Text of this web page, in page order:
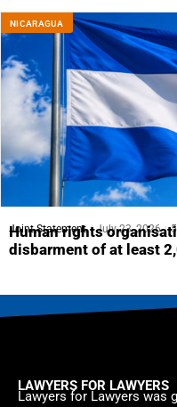
NICARAGUA
Joint Statement July 23, 2026
Human rights
disbarment of at least
LAWYERS FOR LAWYERS
Lawyers for Lawyers was